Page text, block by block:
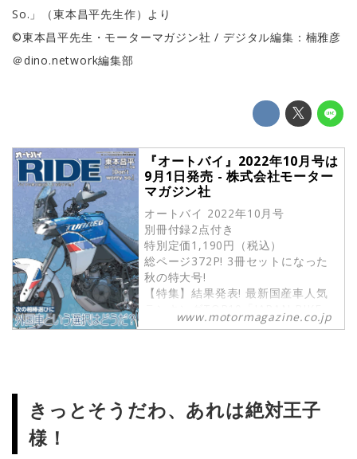
So.」（東本昌平先生作）より
©東本昌平先生・モーターマガジン社 / デジタル編集：楠雅彦
＠dino.network編集部
『オートバイ』2022年10月号は
9月1日発売 - 株式会社モーター
マガジン社
オートバイ 2022年10月号
別冊付録2点付き
特別定価1,190円（税込）
総ページ372P! 3冊セットになった
秋の特大号!
【特集】結果発表! 最新国産車人気
OF THE YEAR 2022」
試し読み
【WORLD TOP NEWS】
www.motormagazine.co.jp
きっとそうだわ、あれは絶対王子
様！